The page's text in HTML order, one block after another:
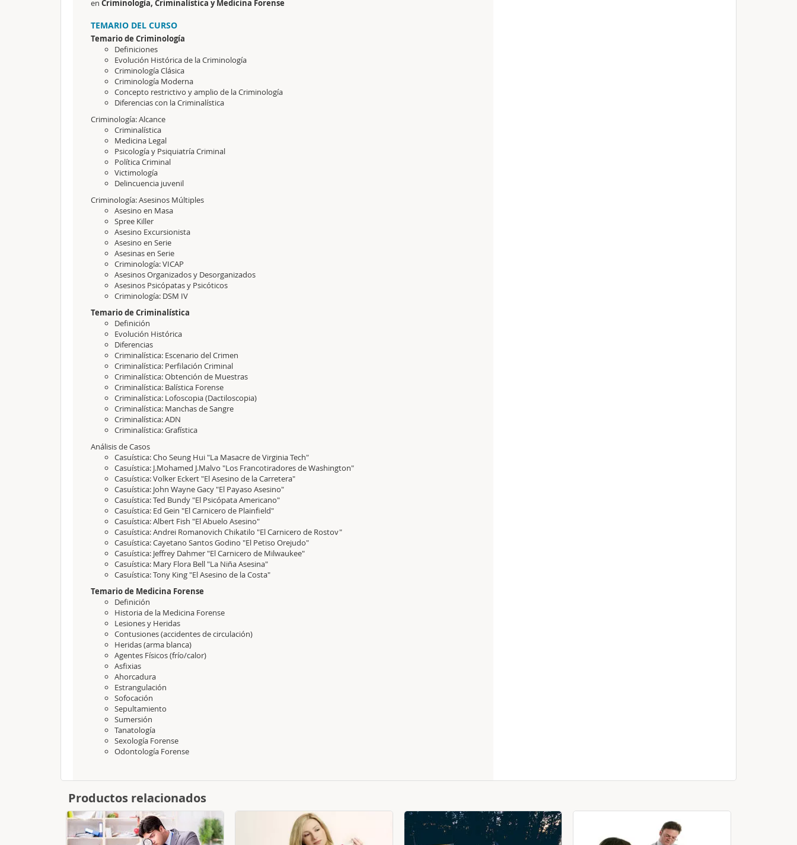
en Criminología, Criminalística y Medicina Forense
TEMARIO DEL CURSO
Temario de Criminología
Definiciones
Evolución Histórica de la Criminología
Criminología Clásica
Criminología Moderna
Concepto restrictivo y amplio de la Criminología
Diferencias con la Criminalística
Criminología: Alcance
Criminalística
Medicina Legal
Psicología y Psiquiatría Criminal
Política Criminal
Victimología
Delincuencia juvenil
Criminología: Asesinos Múltiples
Asesino en Masa
Spree Killer
Asesino Excursionista
Asesino en Serie
Asesinas en Serie
Criminología: VICAP
Asesinos Organizados y Desorganizados
Asesinos Psicópatas y Psicóticos
Criminología: DSM IV
Temario de Criminalística
Definición
Evolución Histórica
Diferencias
Criminalística: Escenario del Crimen
Criminalística: Perfilación Criminal
Criminalística: Obtención de Muestras
Criminalística: Balística Forense
Criminalística: Lofoscopia (Dactiloscopia)
Criminalística: Manchas de Sangre
Criminalística: ADN
Criminalística: Grafística
Análisis de Casos
Casuística: Cho Seung Hui "La Masacre de Virginia Tech"
Casuística: J.Mohamed J.Malvo "Los Francotiradores de Washington"
Casuística: Volker Eckert "El Asesino de la Carretera"
Casuística: John Wayne Gacy "El Payaso Asesino"
Casuística: Ted Bundy "El Psicópata Americano"
Casuística: Ed Gein "El Carnicero de Plainfield"
Casuística: Albert Fish "El Abuelo Asesino"
Casuística: Andrei Romanovich Chikatilo "El Carnicero de Rostov"
Casuística: Cayetano Santos Godino "El Petiso Orejudo"
Casuística: Jeffrey Dahmer "El Carnicero de Milwaukee"
Casuística: Mary Flora Bell "La Niña Asesina"
Casuística: Tony King "El Asesino de la Costa"
Temario de Medicina Forense
Definición
Historia de la Medicina Forense
Lesiones y Heridas
Contusiones (accidentes de circulación)
Heridas (arma blanca)
Agentes Físicos (frío/calor)
Asfixias
Ahorcadura
Estrangulación
Sofocación
Sepultamiento
Sumersión
Tanatología
Sexología Forense
Odontología Forense
Productos relacionados